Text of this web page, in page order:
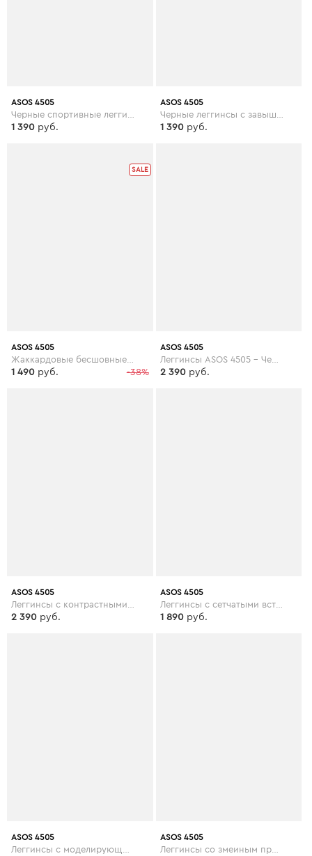
ASOS 4505
1 390 руб.
ASOS 4505
1 390 руб.
SALE
ASOS 4505
-38%
1 490 руб.
ASOS 4505
Леггинсы ASOS 4505 - Черный
2 390 руб.
ASOS 4505
2 390 руб.
ASOS 4505
Леггинсы с сетчатыми вставками ASOS 4505 - Черный
1 890 руб.
ASOS 4505 ASOS 4505
Леггинсы со змеиным принтом и сетчатыми вставками ASOS 4505 - Мульти